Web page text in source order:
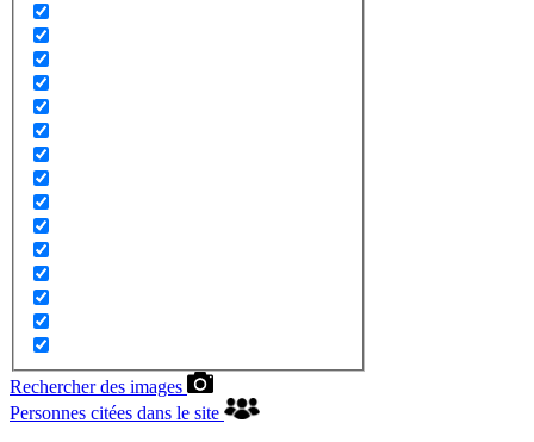
Rechercher des images
Personnes citées dans le site